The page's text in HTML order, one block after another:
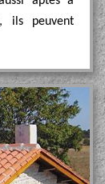
ils peuvent